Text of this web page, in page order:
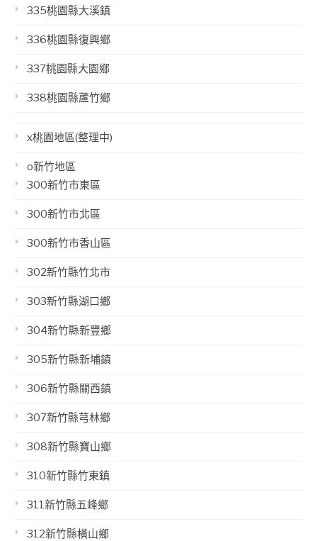
335桃園縣大溪鎮
336桃園縣復興鄉
337桃園縣大園鄉
338桃園縣蘆竹鄉
x桃園地區(整理中)
o新竹地區
300新竹市東區
300新竹市北區
300新竹市香山區
302新竹縣竹北市
303新竹縣湖口鄉
304新竹縣新豐鄉
305新竹縣新埔鎮
306新竹縣關西鎮
307新竹縣芎林鄉
308新竹縣寶山鄉
310新竹縣竹東鎮
311新竹縣五峰鄉
312新竹縣橫山鄉